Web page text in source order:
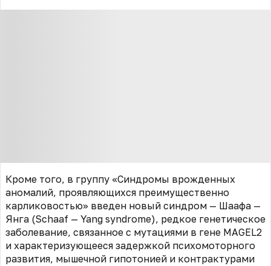
Кроме того, в группу «Синдромы врожденных
аномалий, проявляющихся преимущественно
карликовостью» введен новый синдром — Шаафа —
Янга (Schaaf — Yang syndrome), редкое генетическое
заболевание, связанное с мутациями в гене MAGEL2
и характеризующееся задержкой психомоторного
развития, мышечной гипотонией и контрактурами